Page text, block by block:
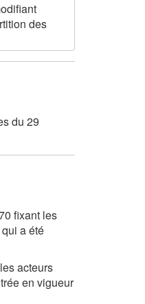
des
du 29
fixant les
a été
acteurs
en vigueur